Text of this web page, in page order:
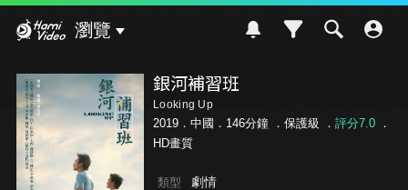
瀏覽
銀河補習班
Looking Up
2019．中國．146分鐘 ． 保護級 ． 評分7.0．
HD畫質
類型 劇情